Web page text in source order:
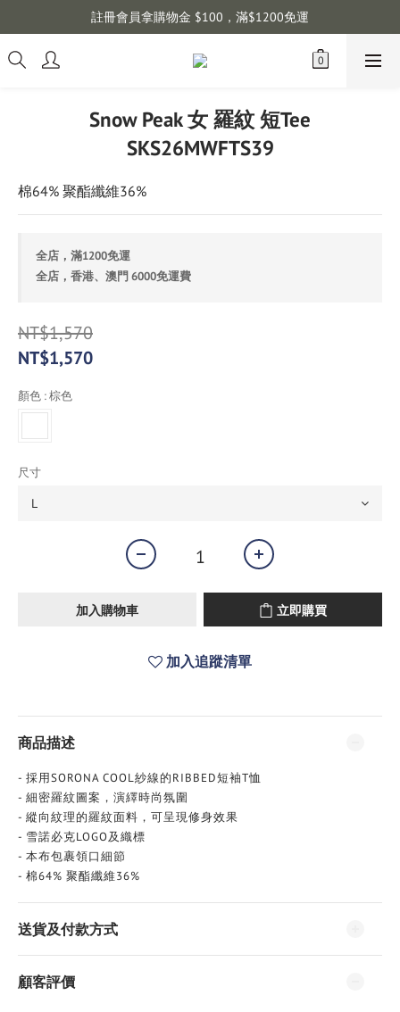
註冊會員拿購物金 $100，滿$1200免運
Snow Peak 女 羅紋 短Tee
SKS26MWFTS39
棉64% 聚酯纖維36%
全店，滿1200免運
全店，香港、澳門 6000免運費
NT$1,570
NT$1,570
顏色 : 棕色
尺寸
加入購物車 立即購買
加入追蹤清單
商品描述
- 採用SORONA COOL紗線的RIBBED短袖T恤
- 細密羅紋圖案，演繹時尚氛圍
- 縱向紋理的羅紋面料，可呈現修身效果
- 雪諾必克LOGO及織標
- 本布包裹領口細節
- 棉64% 聚酯纖維36%
送貨及付款方式
顧客評價